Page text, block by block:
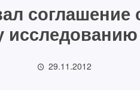
соглашение
29.11.2012